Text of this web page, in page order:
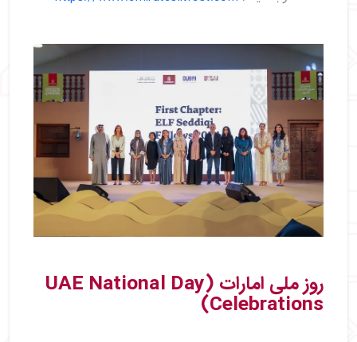
روز ملی امارات (UAE National Day
Celebrations)